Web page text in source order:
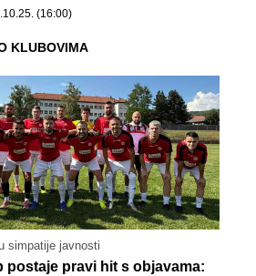
(16:00)
KLUBOVIMA
simpatije javnosti
postaje pravi hit s objavama: